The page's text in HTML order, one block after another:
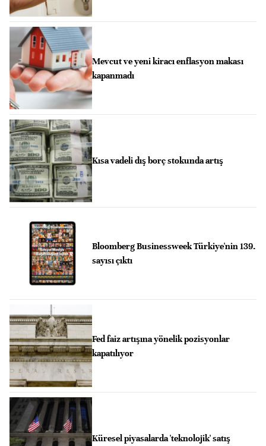
Mevcut ve yeni kiracı enflasyon makası
kapanmadı
Kısa vadeli dış borç stokunda artış
Bloomberg Businessweek Türkiye'nin 139.
sayısı çıktı
Fed faiz artışına yönelik pozisyonlar
kapatılıyor
Küresel piyasalarda 'teknolojik' satış